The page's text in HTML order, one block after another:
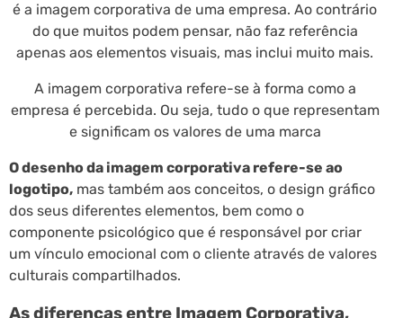
é a imagem corporativa de uma empresa. Ao contrário
do que muitos podem pensar, não faz referência
apenas aos elementos visuais, mas inclui muito mais.
A imagem corporativa refere-se à forma como a
empresa é percebida. Ou seja, tudo o que representam
e significam os valores de uma marca
O desenho da imagem corporativa refere-se ao
logotipo, mas também aos conceitos, o design gráfico
dos seus diferentes elementos, bem como o
componente psicológico que é responsável por criar
um vínculo emocional com o cliente através de valores
culturais compartilhados.
As diferenças entre Imagem Corporativa,